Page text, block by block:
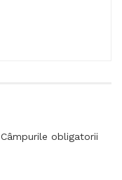
Câmpurile obligatorii